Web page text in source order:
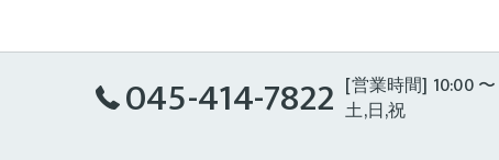
045-414-7822 [営業時間] 10:00
土,日,祝